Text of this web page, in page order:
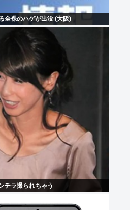
全裸のハゲが出没 (大阪)
チラ撮られちゃう